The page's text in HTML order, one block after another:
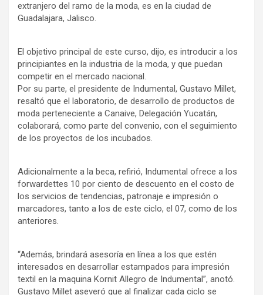
extranjero del ramo de la moda, es en la ciudad de
Guadalajara, Jalisco.
El objetivo principal de este curso, dijo, es introducir a los
principiantes en la industria de la moda, y que puedan
competir en el mercado nacional.
Por su parte, el presidente de Indumental, Gustavo Millet,
resaltó que el laboratorio, de desarrollo de productos de
moda perteneciente a Canaive, Delegación Yucatán,
colaborará, como parte del convenio, con el seguimiento
de los proyectos de los incubados.
Adicionalmente a la beca, refirió, Indumental ofrece a los
forwardettes 10 por ciento de descuento en el costo de
los servicios de tendencias, patronaje e impresión o
marcadores, tanto a los de este ciclo, el 07, como de los
anteriores.
“Además, brindará asesoría en línea a los que estén
interesados en desarrollar estampados para impresión
textil en la maquina Kornit Allegro de Indumental”, anotó.
Gustavo Millet aseveró que al finalizar cada ciclo se